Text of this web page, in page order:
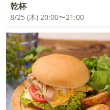
乾杯
8/25 (木) 20:00〜21:00